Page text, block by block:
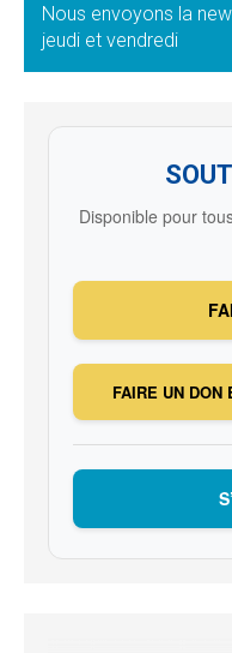
Nous envoyons la
jeudi et vendredi
Disponible pour
FAIRE UN DON